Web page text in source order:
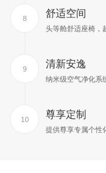
8 舒适空间
头等舱舒适座椅，
9 清新安逸
纳米级空气净化系
10 尊享定制
提供尊享专属个性